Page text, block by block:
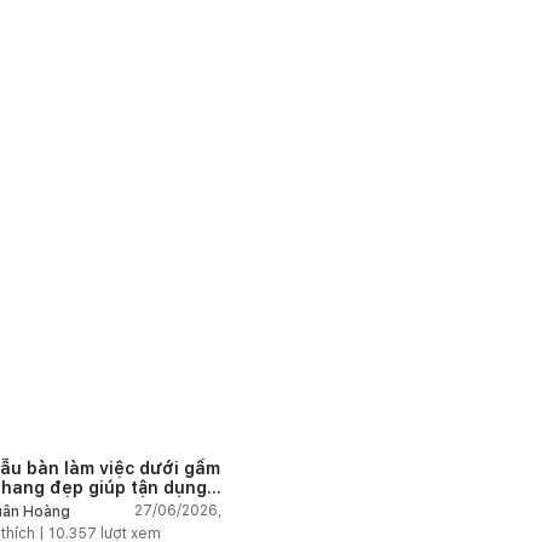
bàn làm việc dưới gầm
đẹp giúp tận dụng
tưởng chừng bị bỏ
Hoàng
27/06/2026,
| 10.357 lượt xem